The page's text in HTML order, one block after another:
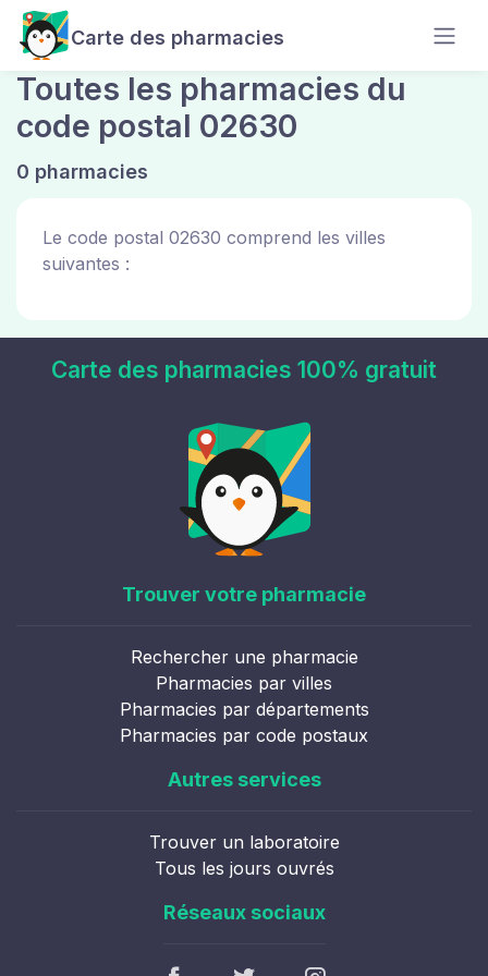
Carte des pharmacies
Toutes les pharmacies du
code postal 02630
0 pharmacies
Le code postal 02630 comprend les villes
suivantes :
Carte des pharmacies 100% gratuit
Trouver votre pharmacie
Rechercher une pharmacie
Pharmacies par villes
Pharmacies par départements
Pharmacies par code postaux
Autres services
Trouver un laboratoire
Tous les jours ouvrés
Réseaux sociaux